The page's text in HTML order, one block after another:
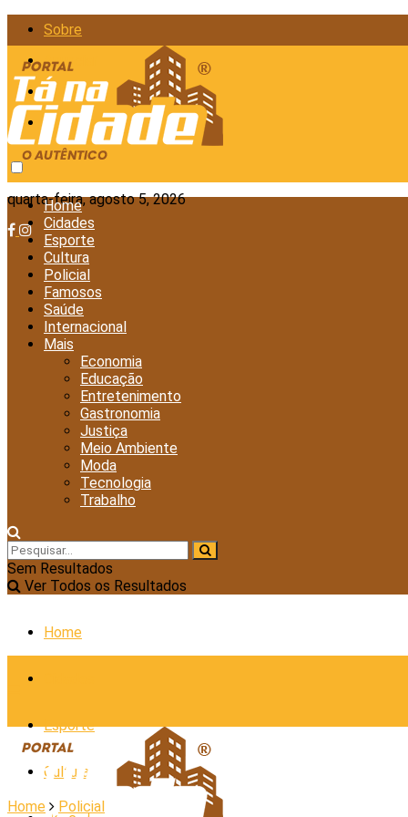
Sobre
Anunciar
Política de Privacidade
Contato
quarta-feira, agosto 5, 2026
Home
Cidades
Esporte
Cultura
Policial
Famosos
Saúde
Internacional
Mais
Economia
Educação
Entretenimento
Gastronomia
Justiça
Meio Ambiente
Moda
Tecnologia
Trabalho
Sem Resultados
Ver Todos os Resultados
Home
Esporte
Cultura
Home Policial